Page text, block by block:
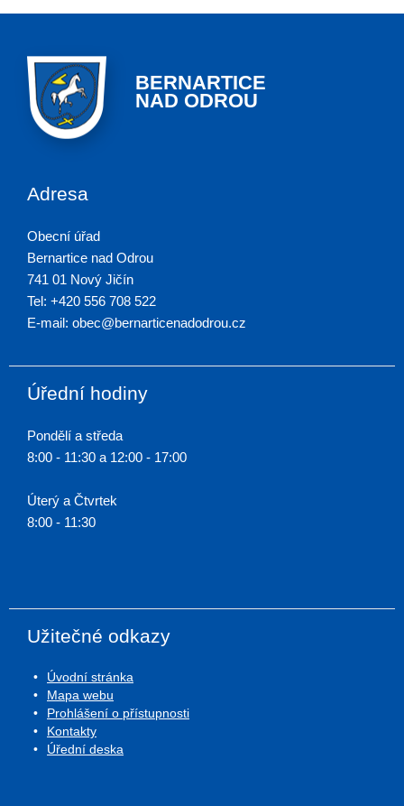
BERNARTICE
NAD ODROU
Adresa
Obecní úřad
Bernartice nad Odrou
741 01 Nový Jičín
Tel: +420 556 708 522
E-mail: obec@bernarticenadodrou.cz
Úřední hodiny
Pondělí a středa
8:00 - 11:30 a 12:00 - 17:00
Úterý a Čtvrtek
8:00 - 11:30
Užitečné odkazy
Úvodní stránka
Mapa webu
Prohlášení o přístupnosti
Kontakty
Úřední deska